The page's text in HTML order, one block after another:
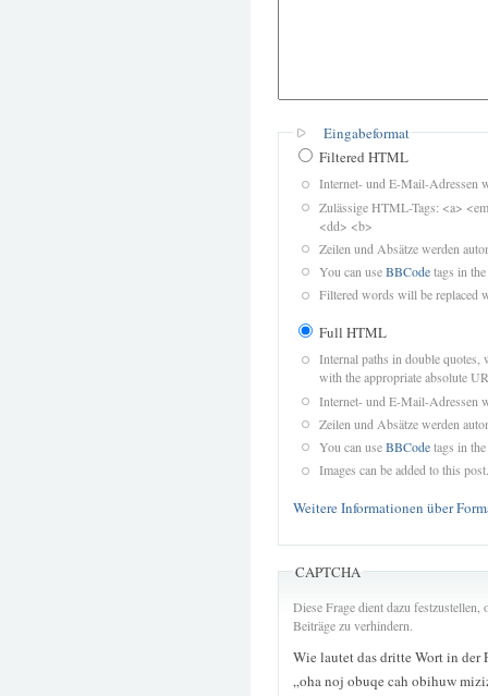
Eingabeformat
Filtered HTML
Internet- und E-Mail-Adressen
Zulässige HTML-Tags: <a>
<dd> <b>
Zeilen und Absätze werden
You can useBBCodetags in
Filtered words will be replaced
Full HTML
Internal paths in double quotes,
with the appropriate absolute
Internet- und E-Mail-Adressen
Zeilen und Absätze werden
You can useBBCodetags in
Images can be added to this post.
Weitere Informationen über
CAPTCHA
Diese Frage dient dazu
Beiträge zu verhindern.
Wie lautet das dritte Wort in der
„oha noj obuqe cah obihuw